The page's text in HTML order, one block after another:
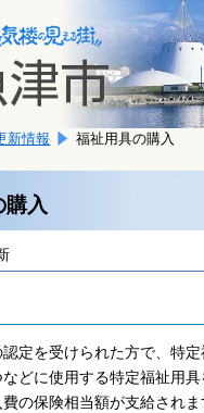
新情報 福祉用具の購入
購入
定を受けられた方で、特
どに使用する特定福祉用具
の保険相当額が支給されま